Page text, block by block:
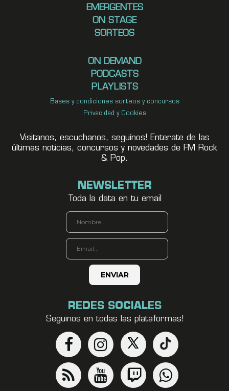
EMERGENTES
ON STAGE
SORTEOS
ON DEMAND
PODCASTS
PLAYLISTS
Bases y condiciones sorteos y concursos
Privacidad y Cookies
Visitanos, escuchanos, seguínos! Enterate de las
últimas noticias, concursos y novedades de FM Rock
& Pop.
NEWSLETTER
Toda la data en tu email
REDES SOCIALES
Seguinos en todas las plataformas!